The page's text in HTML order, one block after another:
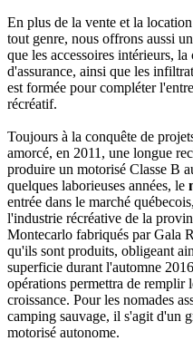
En plus de la vente et la
tout genre, nous offrons aussi
que les accessoires intérieurs,
d'assurance, ainsi que les
est formée pour compléter
récréatif.
Toujours à la conquête de
amorcé, en 2011, une longue
produire un motorisé Classe B
quelques laborieuses années, le
entrée dans le marché
l'industrie récréative de la
Montecarlo fabriqués par Gala
qu'ils sont produits, obligeant
superficie durant l'automne
opérations permettra de remplir
croissance. Pour les nomades
camping sauvage, il s'agit d'un
motorisé autonome.